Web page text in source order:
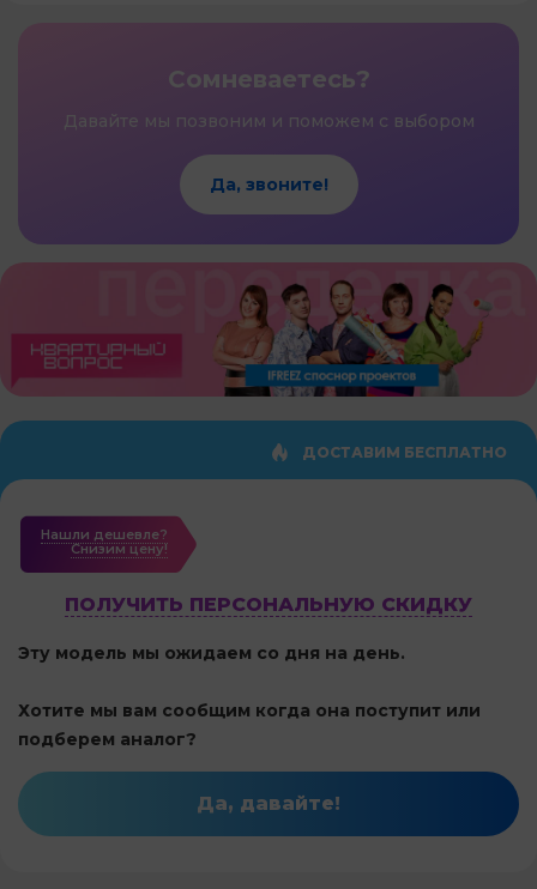
Сомневаетесь?
Давайте мы позвоним и поможем с выбором
Да, звоните!
ДОСТАВИМ БЕСПЛАТНО
Нашли дешевле?
Cнизим цену!
ПОЛУЧИТЬ ПЕРСОНАЛЬНУЮ СКИДКУ
Эту модель мы ожидаем со дня на день.
Хотите мы вам сообщим когда она поступит или
подберем аналог?
Да, давайте!